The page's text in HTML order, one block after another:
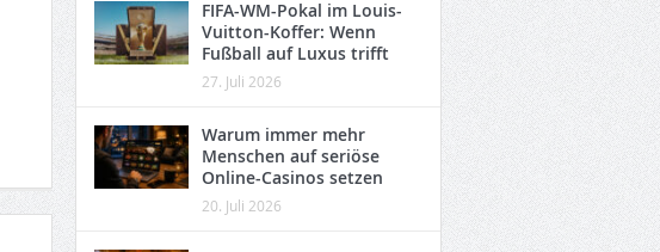
FIFA-WM-Pokal im Louis-
Vuitton-Koffer: Wenn
Fußball auf Luxus trifft
27. Juli 2026
Warum immer mehr
Menschen auf seriöse
Online-Casinos setzen
20. Juli 2026